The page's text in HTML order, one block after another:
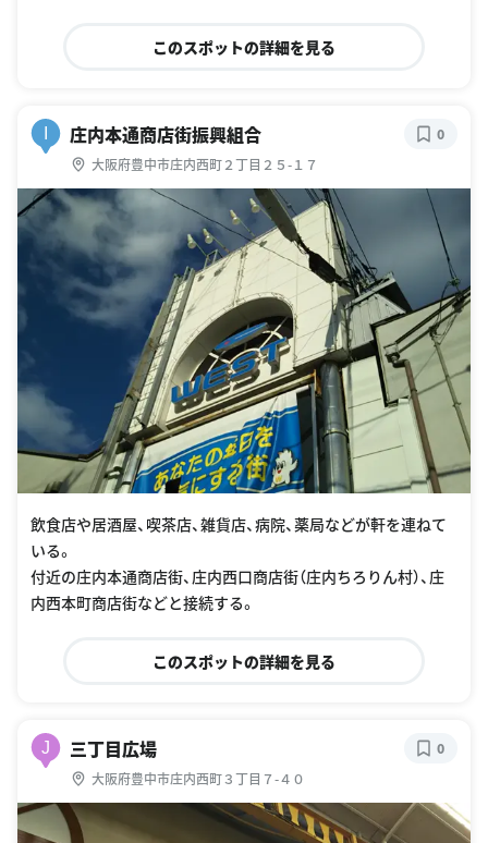
このスポットの詳細を見る
I 庄内本通商店街振興組合
大阪府豊中市庄内西町２丁目２５-１７
0
飲食店や居酒屋、喫茶店、雑貨店、病院、薬局などが軒を連ねて
いる。
付近の庄内本通商店街、庄内西口商店街（庄内ちろりん村）、庄
内西本町商店街などと接続する。
このスポットの詳細を見る
J 三丁目広場
大阪府豊中市庄内西町３丁目７-４０
0